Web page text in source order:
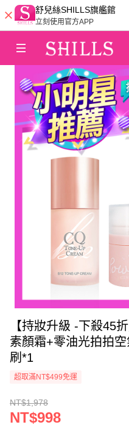
舒兒絲SHILLS旗艦館
立刻使用官方APP
【持妝升級 -下殺45
素顏霜+零油光拍拍
刷*1
超取滿NT$499免運
NT$1,978
NT$998